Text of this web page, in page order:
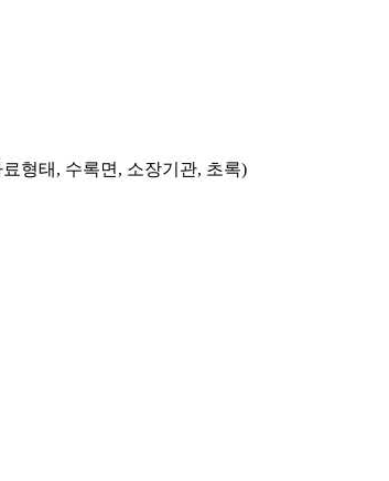
형태, 수록면, 소장기관, 초록)